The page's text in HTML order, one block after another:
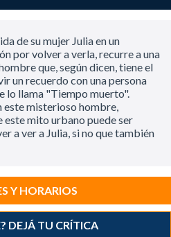
de su mujer Julia en un
por volver a verla, recurre a una
que, según dicen, tiene el
un recuerdo con una persona
lo llama "Tiempo muerto".
este misterioso hombre,
este mito urbano puede ser
a ver a Julia, si no que también
Y HORARIOS
DEJÁ TU CRÍTICA